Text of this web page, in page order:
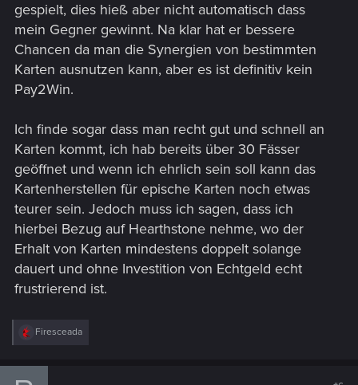
gespielt, dies hieß aber nicht automatisch dass
mein Gegner gewinnt. Na klar hat er bessere
Chancen da man die Synergien von bestimmten
Karten ausnutzen kann, aber es ist definitiv kein
Pay2Win.
Ich finde sogar dass man recht gut und schnell an
Karten kommt, ich hab bereits über 30 Fässer
geöffnet und wenn ich ehrlich sein soll kann das
Kartenherstellen für epische Karten noch etwas
teurer sein. Jedoch muss ich sagen, dass ich
hierbei Bezug auf Hearthstone nehme, wo der
Erhalt von Karten mindestens doppelt solange
dauert und ohne Investition von Echtgeld echt
frustrierend ist.
R
c
Firesceada